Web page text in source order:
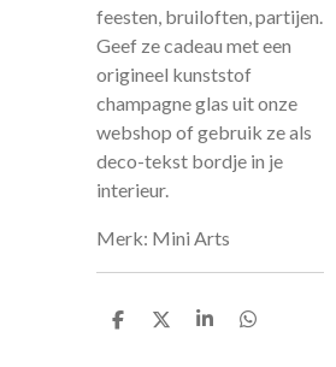
feesten, bruiloften, partijen.
Geef ze cadeau met een
origineel kunststof
champagne glas uit onze
webshop of gebruik ze als
deco-tekst bordje in je
interieur.
Merk: Mini Arts
D
D
S
D